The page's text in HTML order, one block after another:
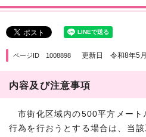
ページID 1008898 更新日 令和8年5
内容及び注意事項
市街化区域内の500平方メート
行為を行おうとする場合は、当